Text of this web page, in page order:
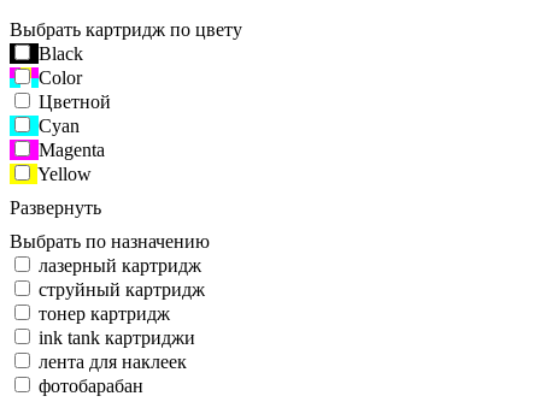
Выбрать картридж по цвету
Black
Color
Цветной
Cyan
Magenta
Yellow
Развернуть
Выбрать по назначению
лазерный картридж
струйный картридж
тонер картридж
ink tank картриджи
лента для наклеек
фотобарабан